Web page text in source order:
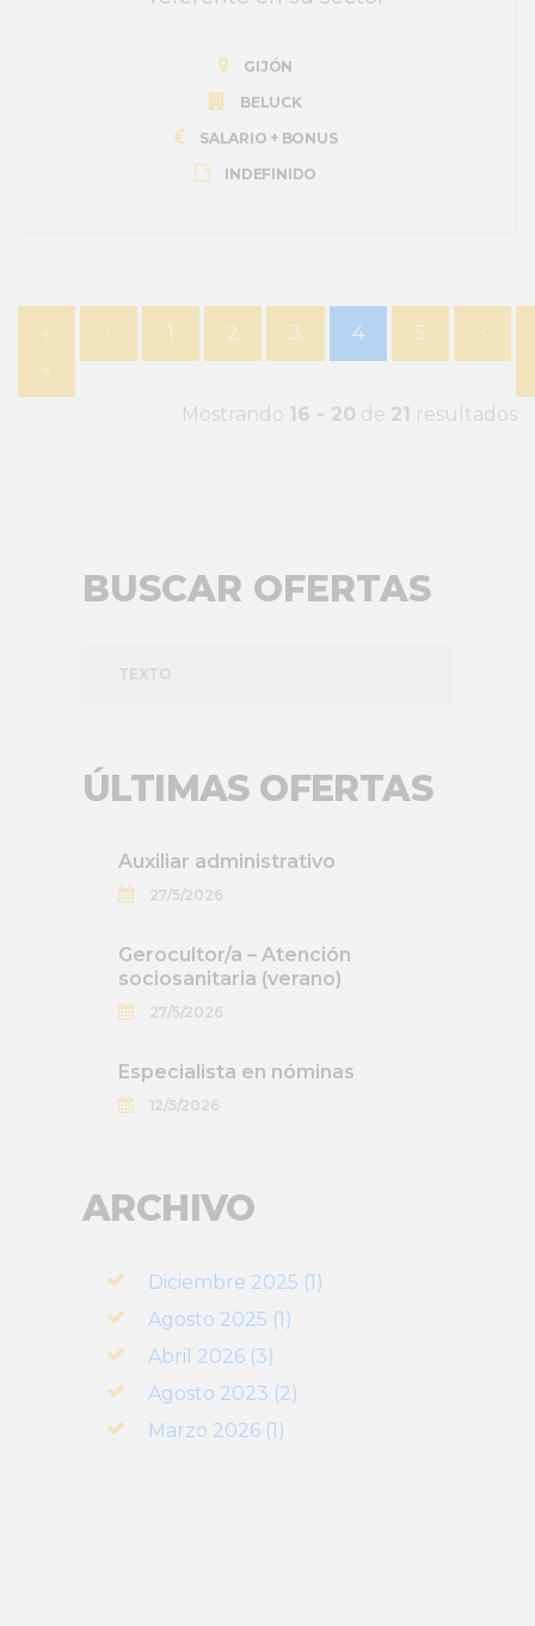
GIJÓN
BELUCK
SALARIO + BONUS
INDEFINIDO
«
«
‹ 1 2 3 4 5 ›
Mostrando 16 - 20 de 21 resultados
BUSCAR OFERTAS
ÚLTIMAS OFERTAS
Auxiliar administrativo
27/5/2026
Gerocultor/a – Atención
sociosanitaria (verano)
27/5/2026
Especialista en nóminas
12/5/2026
ARCHIVO
Diciembre 2025 (1)
Agosto 2025 (1)
Abril 2026 (3)
Agosto 2023 (2)
Marzo 2026 (1)